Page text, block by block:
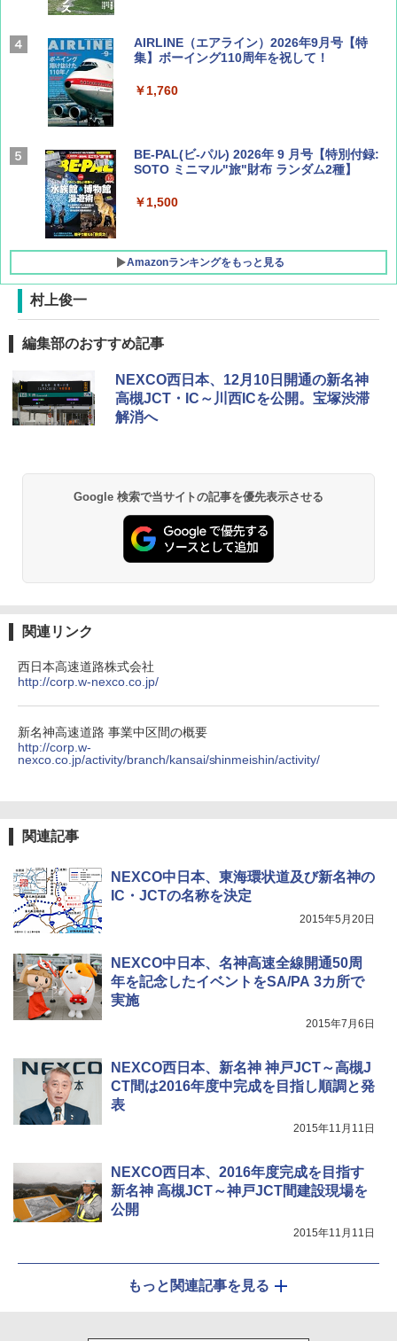
AIRLINE（エアライン）2026年9月号【特
集】ボーイング110周年を祝して！
￥1,760
BE-PAL(ビ-パル) 2026年 9 月号【特別付録:
SOTO ミニマル"旅"財布 ランダム2種】
￥1,500
Amazonランキングをもっと見る
D40 地球の歩き方 チェンマイ タイ北部の魅
力的な町 2026～2027 地球の歩き方D アジア
￥2,079
￥2,479
A26 地球の歩き方 チェコ ポーランド スロヴ
地球の歩き方 スター・ウォーズ
￥2,695
[キャンパーズコレクション 山善] ポップアッ
プテント 傘みたいに広げて畳める パッとサ
ッシュ 簡単設置 ワンタッチテント キャンプ
&ハイキング カーキ PATC-150(KH)
￥6,832
PYKES PEAK (パイクスピーク) 着替えテン
ト プライバシー テント 【中が透けない】 1
ーチ ピクニック ポップアップテント 携帯 簡
易 トイレテント (ブラック)
￥5,499
[キャンパーズコレクション 山善] 傘みたいに
ーティング フルクローズ メッシュ 3-4人用
Coleman(コールマン) ツーリングドーム/LD
X 2人用 3人用 キャンプ アウトドア フェス
￥20,718
BUNDOK(バンドック)ソロ ドーム 1 EX BDK
-08EX カーキ ソロキャンプ ポリエステル フ
￥14,800
￥2,980
熊撃退スプレー 熊よけスプレー 熊スプレー
【日本企業販売】超強力クマ対策スプレー 30
送
ラソル ガーデン サイトシート付 折りたたみ
ポインターライト 強力 小型 緑色/赤色/青紫色
USB充電式 高精度 超長距離照射 長時間使用
ンパクト多機能設計 持ち運び便利 アウトド
￥1,180
村上俊一
編集部のおすすめ記事
NEXCO西日本、12月10日開通の新名神
高槻JCT・IC～川西ICを公開。宝塚渋滞
解消へ
Google 検索で当サイトの記事を優先表示させる
関連リンク
西日本高速道路株式会社
http://corp.w-nexco.co.jp/
新名神高速道路 事業中区間の概要
http://corp.w-
nexco.co.jp/activity/branch/kansai/shinmeishin/activity/
関連記事
NEXCO中日本、東海環状道及び新名神の
IC・JCTの名称を決定
2015年5月20日
NEXCO中日本、名神高速全線開通50周
年を記念したイベントをSA/PA 3カ所で
実施
2015年7月6日
NEXCO西日本、新名神 神戸JCT～高槻J
CT間は2016年度中完成を目指し順調と発
表
2015年11月11日
NEXCO西日本、2016年度完成を目指す
新名神 高槻JCT～神戸JCT間建設現場を
公開
2015年11月11日
もっと関連記事を見る